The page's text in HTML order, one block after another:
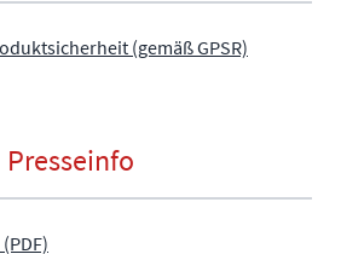
(gemäß GPSR)
Presseinfo